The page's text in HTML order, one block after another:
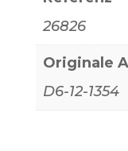
26826
Originale
D6-12-1354